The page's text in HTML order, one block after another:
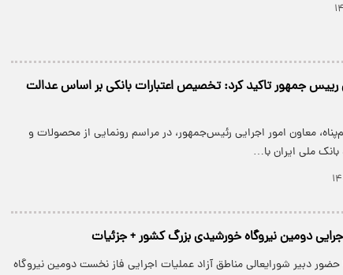
رییس جمهور تاکید کرد: تخصیص اعتبارات بانکی بر اساس عدالت
معاون امور اجرایی رئیس‌جمهور، در مراسم رونمایی از محصولات و
ملی ایران با…
دومین نیروگاه خورشیدی بزرگ کشور + جزئیات
دبیر شورایعالی مناطق آزاد عملیات اجرایی فاز نخست دومین نیروگاه